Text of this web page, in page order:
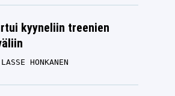
kyyneliin treenien
LASSE HONKANEN